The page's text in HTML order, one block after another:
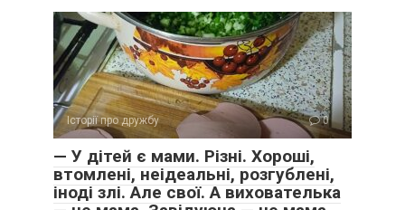
Історії про дружбу 0
— У дітей є мами. Різні. Хороші,
втомлені, неідеальні, розгублені,
іноді злі. Але свої. А вихователька